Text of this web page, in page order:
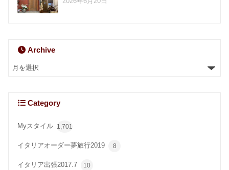
Archive
Category
Myスタイル 1,701
イタリアオーダー夢旅行2019 8
イタリア出張2017.7 10